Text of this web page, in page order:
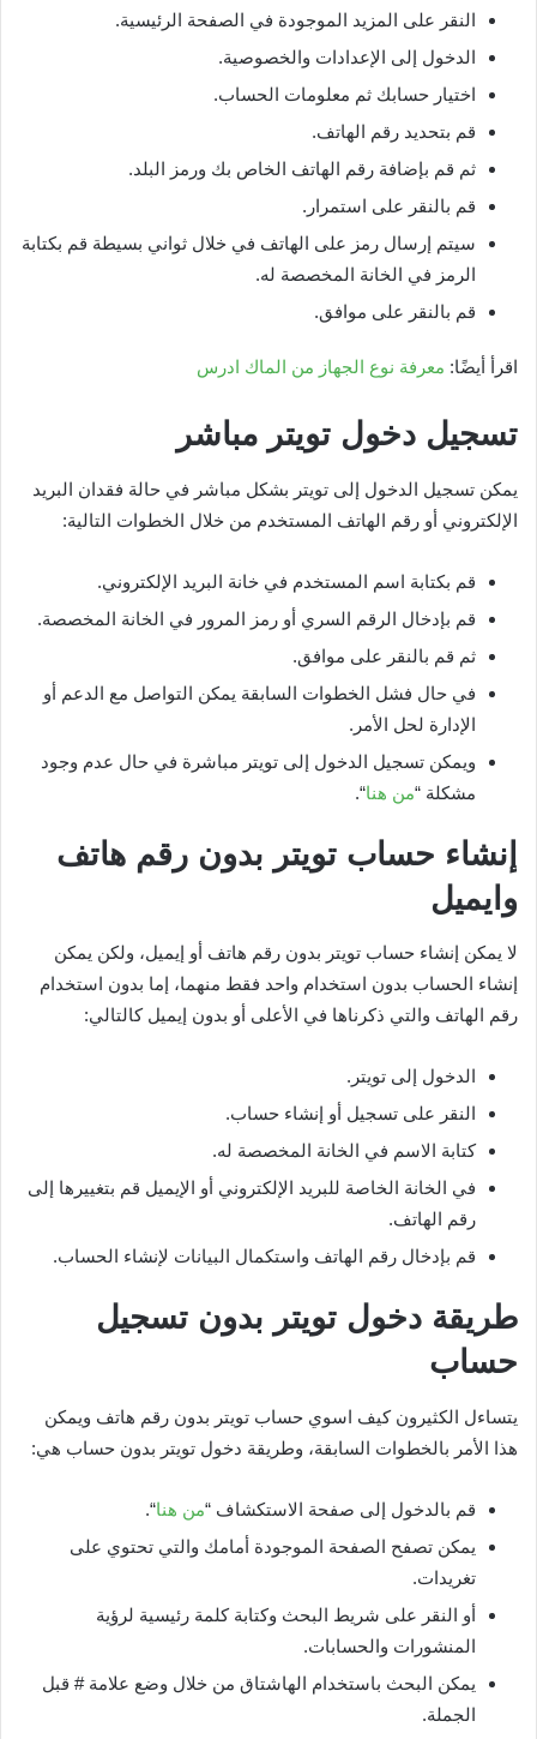
النقر على المزيد الموجودة في الصفحة الرئيسية.
الدخول إلى الإعدادات والخصوصية.
اختيار حسابك ثم معلومات الحساب.
قم بتحديد رقم الهاتف.
ثم قم بإضافة رقم الهاتف الخاص بك ورمز البلد.
قم بالنقر على استمرار.
سيتم إرسال رمز على الهاتف في خلال ثواني بسيطة قم بكتابة
الرمز في الخانة المخصصة له.
قم بالنقر على موافق.
اقرأ أيضًا: معرفة نوع الجهاز من الماك ادرس
تسجيل دخول تويتر مباشر
يمكن تسجيل الدخول إلى تويتر بشكل مباشر في حالة فقدان البريد
الإلكتروني أو رقم الهاتف المستخدم من خلال الخطوات التالية:
قم بكتابة اسم المستخدم في خانة البريد الإلكتروني.
قم بإدخال الرقم السري أو رمز المرور في الخانة المخصصة.
ثم قم بالنقر على موافق.
في حال فشل الخطوات السابقة يمكن التواصل مع الدعم أو
الإدارة لحل الأمر.
ويمكن تسجيل الدخول إلى تويتر مباشرة في حال عدم وجود
مشكلة “من هنا“.
إنشاء حساب تويتر بدون رقم هاتف
وايميل
لا يمكن إنشاء حساب تويتر بدون رقم هاتف أو إيميل، ولكن يمكن
إنشاء الحساب بدون استخدام واحد فقط منهما، إما بدون استخدام
رقم الهاتف والتي ذكرناها في الأعلى أو بدون إيميل كالتالي:
الدخول إلى تويتر.
النقر على تسجيل أو إنشاء حساب.
كتابة الاسم في الخانة المخصصة له.
في الخانة الخاصة للبريد الإلكتروني أو الإيميل قم بتغييرها إلى
رقم الهاتف.
قم بإدخال رقم الهاتف واستكمال البيانات لإنشاء الحساب.
طريقة دخول تويتر بدون تسجيل
حساب
يتساءل الكثيرون كيف اسوي حساب تويتر بدون رقم هاتف ويمكن
هذا الأمر بالخطوات السابقة، وطريقة دخول تويتر بدون حساب هي:
قم بالدخول إلى صفحة الاستكشاف “من هنا“.
يمكن تصفح الصفحة الموجودة أمامك والتي تحتوي على
تغريدات.
أو النقر على شريط البحث وكتابة كلمة رئيسية لرؤية
المنشورات والحسابات.
يمكن البحث باستخدام الهاشتاق من خلال وضع علامة # قبل
الجملة.